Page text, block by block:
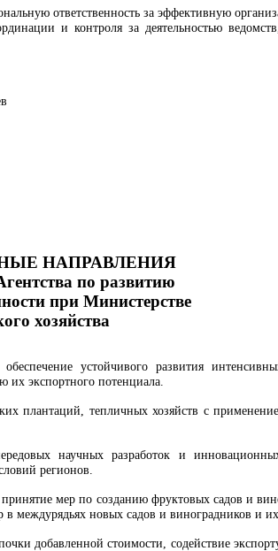
ответственность за эффективную
и контроля за деятельностью
НАПРАВЛЕНИЯ
по развитию
при Министерстве
хозяйства
устойчивого развития
их экспортного потенциала.
плантаций, тепличных хозяйств с
научных разработок и
регионов.
мер по созданию фруктовых садов и
в междурядьях новых садов и виноградников и
добавленной стоимости, содействие